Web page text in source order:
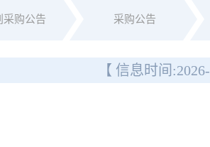
采购公告 采购公告
【 信息时间: